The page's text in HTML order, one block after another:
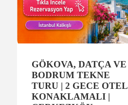
GÖKOVA, DATÇA VE
BODRUM TEKNE
TURU | 2 GECE OTEL
KONAKLAMALI |